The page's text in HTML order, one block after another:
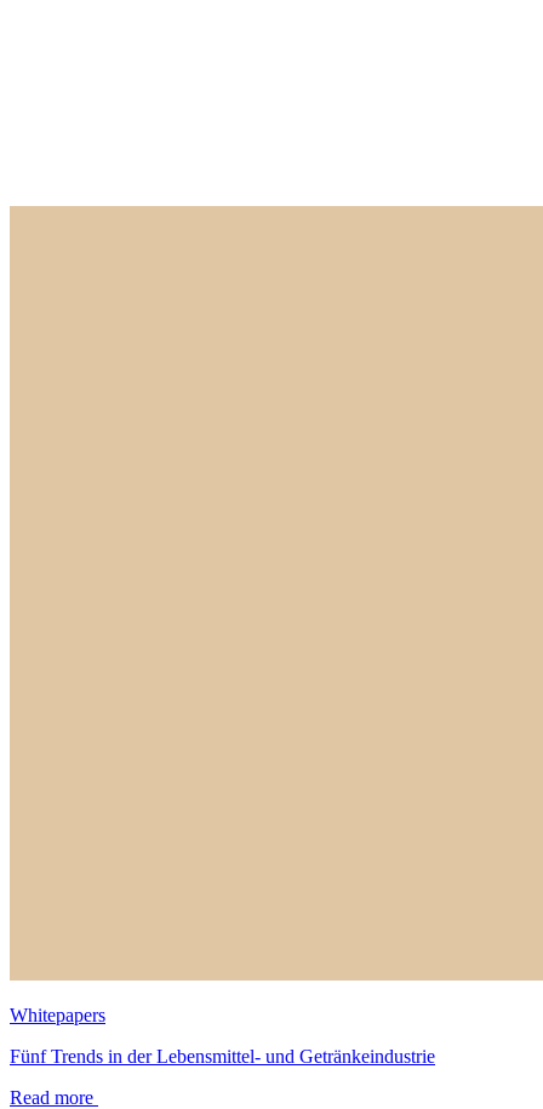
Whitepapers
Fünf Trends in der Lebensmittel- und Getränkeindustrie
Read more